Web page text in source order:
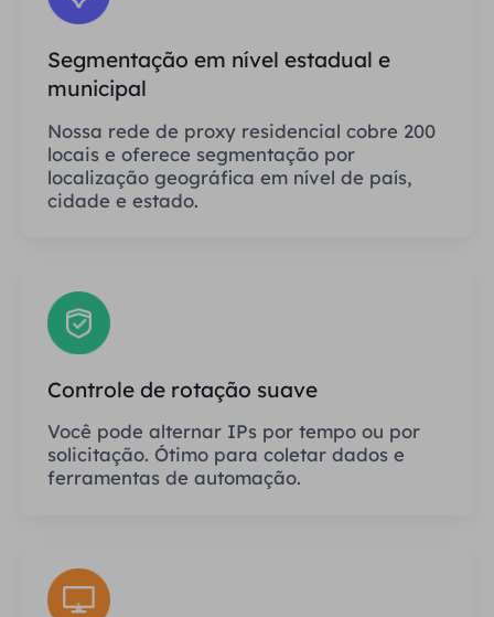
Segmentação em nível estadual e
municipal
Nossa rede de proxy residencial cobre 200
locais e oferece segmentação por
localização geográfica em nível de país,
cidade e estado.
Controle de rotação suave
Você pode alternar IPs por tempo ou por
solicitação. Ótimo para coletar dados e
ferramentas de automação.